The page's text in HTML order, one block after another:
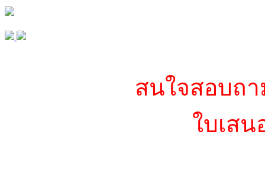
สนใจสอบถ
ใบเส